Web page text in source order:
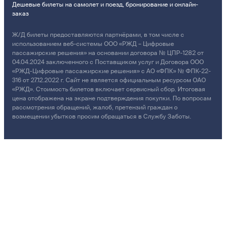
Дешевые билеты на самолет и поезд, бронирование и онлайн-
заказ
Ж/Д билеты предоставляются партнёрами, в том числе с
использованием веб-системы ООО «РЖД – Цифровые
пассажирские решения» на основании договора № ЦПР-1282 от
04.04.2024 заключенного с Поставщиком услуг и Договора ООО
«РЖД-Цифровые пассажирские решения» с АО «ФПК» № ФПК-22-
316 от 27.12.2022 г. Сайт не является официальным ресурсом ОАО
«РЖД». Стоимость билетов включает сервисный сбор. Итоговая
цена отображена на экране подтверждения покупки. По вопросам
рассмотрения обращений, жалоб, претензий граждан о
возмещении убытков просим обращаться в Службу Заботы.